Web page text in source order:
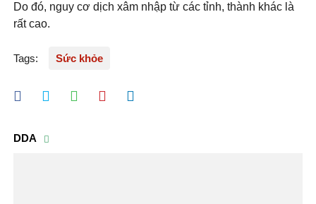
Do đó, nguy cơ dịch xâm nhập từ các tỉnh, thành khác là
rất cao.
Tags: Sức khỏe
DDA